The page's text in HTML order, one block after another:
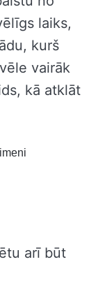
laiks,
kurš
vairāk
kā atklāt
arī būt